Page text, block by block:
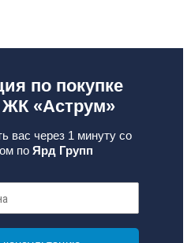
по покупке
ЖК «Аструм»
вас через 1 минуту со
по Ярд Групп